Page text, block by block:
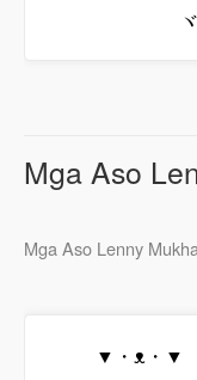
Mga Aso
Mga Aso Lenny
▼・ᴥ・▼